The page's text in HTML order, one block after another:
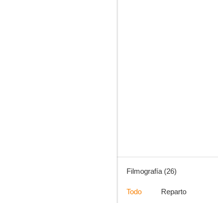
Filmografía (26)
Todo Reparto